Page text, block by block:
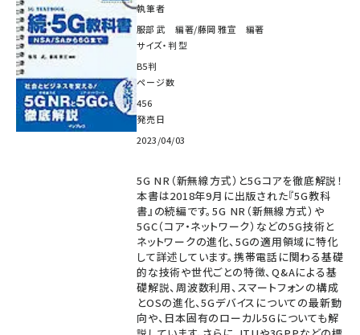
執筆者
服部 武 編著/藤岡 雅宣 編著
サイズ・判型
B5判
ページ数
456
発売日
2023/04/03
5G NR（新無線方式）と5Gコアを徹底解説！
本書は2018年9月に出版された『5G教科
書』の続編です。5G NR（新無線方式）や
5GC（コア・ネットワーク）などの5G技術と
ネットワークの進化、5Gの適用領域に特化
して詳述しています。携帯電話に関わる基礎
的な技術や世代ごとの特徴、Q&Aによる基
礎解説、周波数利用、スマートフォンの構成
とOSの進化、5Gデバイスについての最新動
向や、日本固有のローカル5Gについても解